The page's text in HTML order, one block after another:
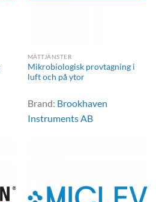
MÄTTJÄNSTER
Mikrobiologisk provtagning i
luft och på ytor
Brand: Brookhaven
Instruments AB